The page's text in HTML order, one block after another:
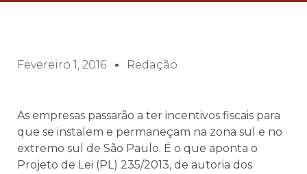
Fevereiro 1, 2016 Redação
As empresas passarão a ter incentivos fiscais para
que se instalem e permaneçam na zona sul e no
extremo sul de São Paulo. É o que aponta o
Projeto de Lei (PL) 235/2013, de autoria dos